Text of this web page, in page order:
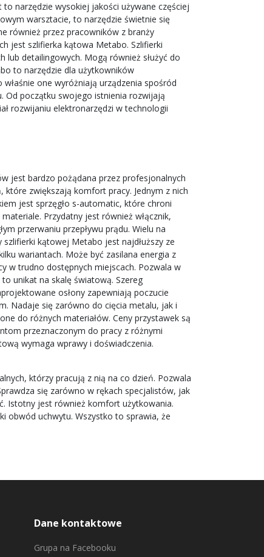
narzędzie wysokiej jakości używane częściej
warsztacie, to narzędzie świetnie się
również przez pracowników z branży
jest szlifierka kątowa Metabo. Szlifierki
detailingowych. Mogą również służyć do
to narzędzie dla użytkowników
one wyróżniają urządzenia spośród
Od początku swojego istnienia rozwijają
rozwijaniu elektronarzędzi w technologii
jest bardzo pożądana przez profesjonalnych
zwiększają komfort pracy. Jednym z nich
jest sprzęgło s-automatic, które chroni
Przydatny jest również włącznik,
przerwaniu przepływu prądu. Wielu na
kątowej Metabo jest najdłuższy ze
wariantach. Może być zasilana energia z
w trudno dostępnych miejscach. Pozwala w
unikat na skalę światową. Szereg
osłony zapewniają poczucie
Nadaje się zarówno do cięcia metalu, jak i
do różnych materiałów. Ceny przystawek są
przeznaczonym do pracy z różnymi
wymaga wprawy i doświadczenia.
którzy pracują z nią na co dzień. Pozwala
się zarówno w rękach specjalistów, jak
Istotny jest również komfort użytkowania.
obwód uchwytu. Wszystko to sprawia, że
Dane kontaktowe
Grupa na Facebooku